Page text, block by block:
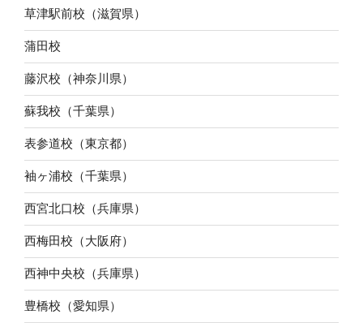
草津駅前校（滋賀県）
蒲田校
藤沢校（神奈川県）
蘇我校（千葉県）
表参道校（東京都）
袖ヶ浦校（千葉県）
西宮北口校（兵庫県）
西梅田校（大阪府）
西神中央校（兵庫県）
豊橋校（愛知県）